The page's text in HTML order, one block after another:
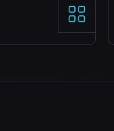
por live
de